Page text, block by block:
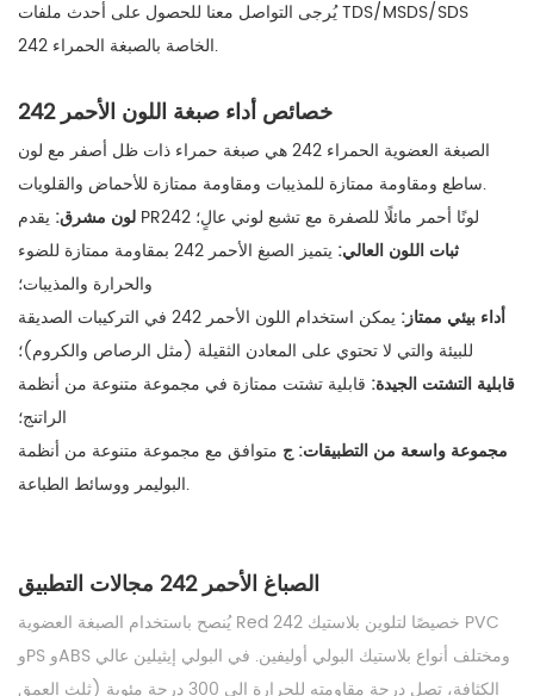
يُرجى التواصل معنا للحصول على أحدث ملفات TDS/MSDS/SDS
الخاصة بالصبغة الحمراء 242.
خصائص أداء صبغة اللون الأحمر 242
الصبغة العضوية الحمراء 242 هي صبغة حمراء ذات ظل أصفر مع لون
ساطع ومقاومة ممتازة للمذيبات ومقاومة ممتازة للأحماض والقلويات.
لون مشرق:
يقدم PR242 لونًا أحمر مائلًا للصفرة مع تشبع لوني عالٍ؛
ثبات اللون العالي:
يتميز الصبغ الأحمر 242 بمقاومة ممتازة للضوء
والحرارة والمذيبات؛
أداء بيئي ممتاز:
يمكن استخدام اللون الأحمر 242 في التركيبات الصديقة
للبيئة والتي لا تحتوي على المعادن الثقيلة (مثل الرصاص والكروم)؛
قابلية التشتت الجيدة: قابلية تشتت ممتازة في مجموعة متنوعة من أنظمة
الراتنج؛
مجموعة واسعة من التطبيقات: ج متوافق مع مجموعة متنوعة من أنظمة
البوليمر ووسائط الطباعة.
الصباغ الأحمر 242 مجالات التطبيق
يُنصح باستخدام الصبغة العضوية Red 242 خصيصًا لتلوين بلاستيك PVC
وPS وABS ومختلف أنواع بلاستيك البولي أوليفين. في البولي إيثيلين عالي
الكثافة، تصل درجة مقاومته للحرارة إلى 300 درجة مئوية (ثلث العمق